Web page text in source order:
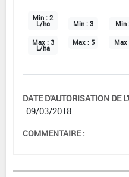
Min : 2
L/ha
Max : 3
L/ha
Min : 3
Max : 5
Min
Max
DATE D'AUTORISATION DE
09/03/2018
COMMENTAIRE :